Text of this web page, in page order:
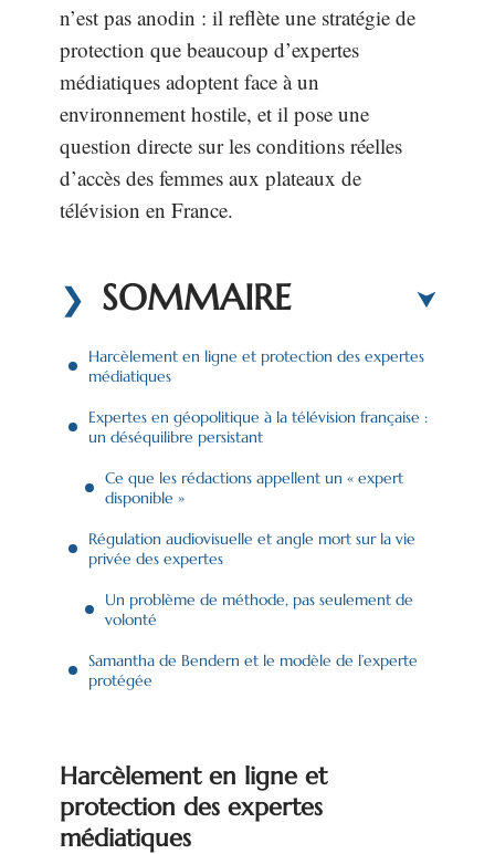
n’est pas anodin : il reflète une stratégie de
protection que beaucoup d’expertes
médiatiques adoptent face à un
environnement hostile, et il pose une
question directe sur les conditions réelles
d’accès des femmes aux plateaux de
télévision en France.
SOMMAIRE
Harcèlement en ligne et protection des expertes
médiatiques
Expertes en géopolitique à la télévision française :
un déséquilibre persistant
Ce que les rédactions appellent un « expert
disponible »
Régulation audiovisuelle et angle mort sur la vie
privée des expertes
Un problème de méthode, pas seulement de
volonté
Samantha de Bendern et le modèle de l’experte
protégée
Harcèlement en ligne et
protection des expertes
médiatiques